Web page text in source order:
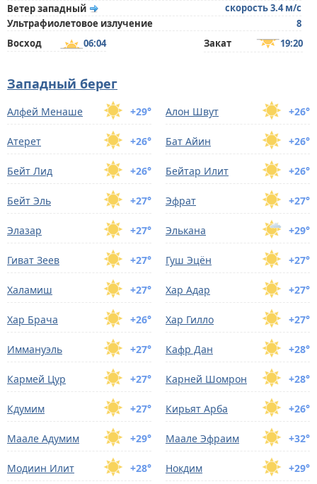
Ветер западный
скорость 3.4 м/с
Ультрафиолетовое излучение
8
Восход
06:04 Закат 19:20
Западный берег
+29°
Алфей Менаше +26°
Алон Швут
+26°
Атерет +26°
Бат Айин
+26°
Бейт Лид +26°
Бейтар Илит
+27°
Бейт Эль +27°
Эфрат
+27°
Элазар +29°
Элькана
+27°
Гиват Зеев +27°
Гуш Эцён
+27°
Халамиш +27°
Хар Адар
+26°
Хар Брача +27°
Хар Гилло
+27°
Иммануэль +28°
Кафр Дан
+27°
Кармей Цур +28°
Карней Шомрон
+27°
Кдумим +26°
Кирьят Арба
+29°
Маале Адумим +32°
Маале Эфраим
+28°
Модиин Илит +29°
Нокдим